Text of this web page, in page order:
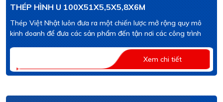
THÉP HÌNH U 100X51X5,5X5,8X6M
Thép Việt Nhật luôn đưa ra một chiến lược mở rộng quy mô
kinh doanh để đưa các sản phẩm đến tận nơi các công trình
Xem chi tiết